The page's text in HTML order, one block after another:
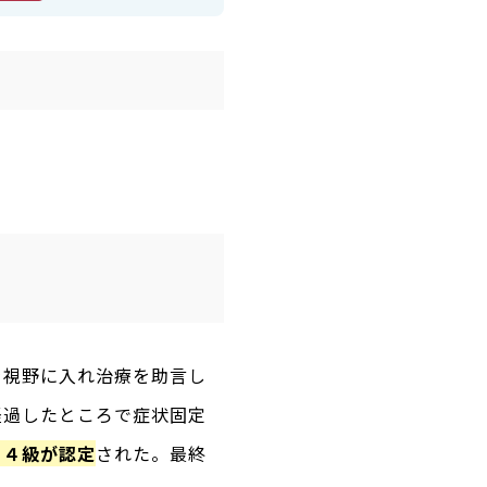
野に入れ治療を助言し
したところで症状固定
級が認定された。最終